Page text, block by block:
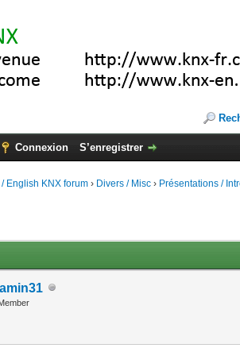
Connexion S’enregistrer
English KNX forum › Divers / Misc › Présentations /